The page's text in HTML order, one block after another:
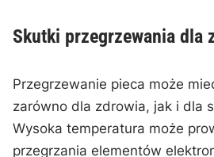
Skutki przegrzewania dla
Przegrzewanie pieca może
zarówno dla zdrowia, jak i dla
Wysoka temperatura ‌może
⁤przegrzania elementów